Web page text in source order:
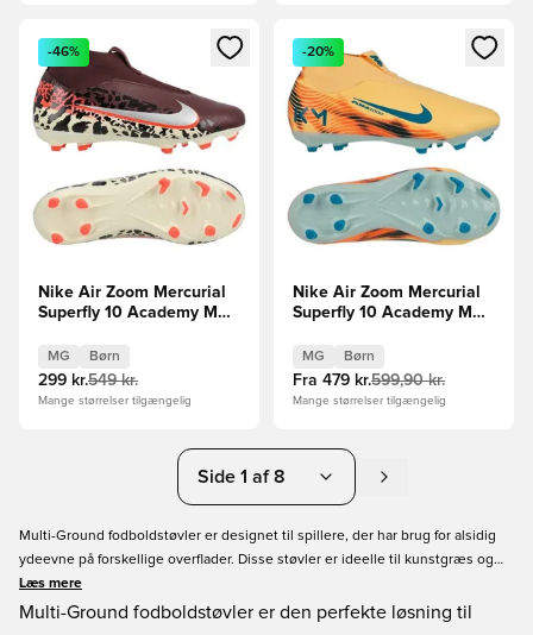
Åbner en Modal til at logge ind eller tilmelde dig som
-46%
Nike Air Zoom Mercurial
Superfly 10 Academy MG
Bordeaux/Sølv/Rød/Grå
Børn
MG Børn
299 kr.549 kr.
Mange størrelser tilgængelig
Åbner en Modal til at logge
-20%
Nike Air Zoom Mercurial
Superfly 10 Academy MG
Orange/Turkis/Grøn Børn
MG Børn
Fra 479 kr.599,90 kr.
Mange størrelser tilgængelig
Side 1 af 8
Multi-Ground fodboldstøvler er designet til spillere, der har brug for alsidig
ydeevne på forskellige overflader. Disse støvler er ideelle til kunstgræs og
tørre baner med kort græs og tilbyder fremragende greb, hurtig acceleration
og jævne retningsskift. knopkonfigurationen er optimeret til komfort ved at
Læs mere
Multi-Ground fodboldstøvler er den perfekte løsning til